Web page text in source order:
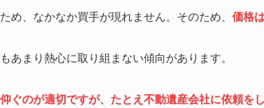
め、なかなか買手が現れません。そのため、 価格
あまり熱心に取り組まない傾向があります。
ぐのが適切ですが、たとえ不動遺産会社に依頼を